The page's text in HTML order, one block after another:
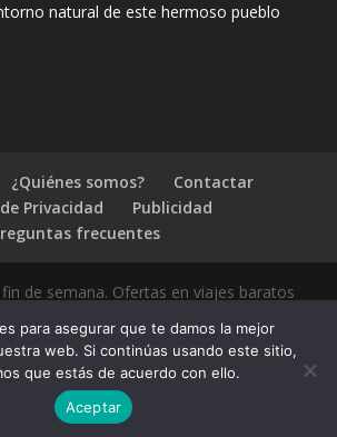
natural de este hermoso pueblo
¿Quiénes somos?
Contactar
Privacidad
Publicidad
frecuentes
de semana. Ofertas en viajes baratos
para asegurar que te damos la mejor
web. Si continúas usando este sitio,
que estás de acuerdo con ello.
Aceptar